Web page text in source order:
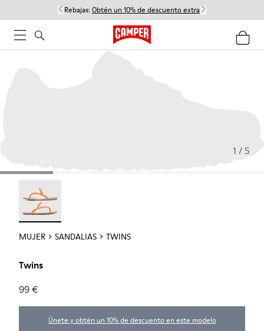
Rebajas: Obtén un 10% de descuento extra
1 / 5
Twins - 21792-002
MUJER SANDALIAS TWINS
Twins
99 €
Únete y obtén un 10% de descuento en este modelo